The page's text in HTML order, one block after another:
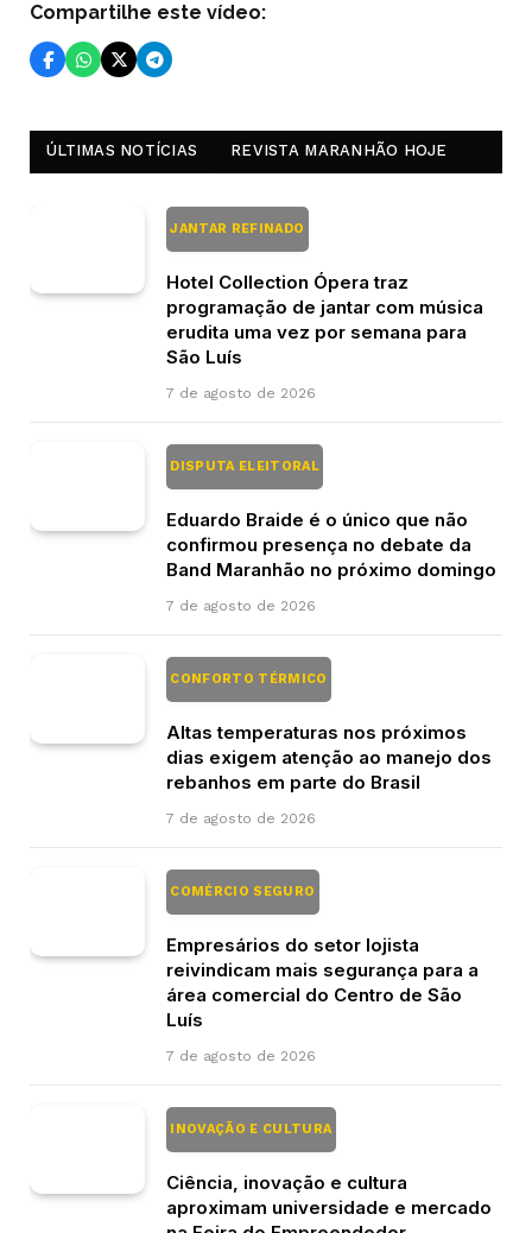
Compartilhe este vídeo:
ÚLTIMAS NOTÍCIAS REVISTA MARANHÃO HOJE
JANTAR REFINADO
Hotel Collection Ópera traz
programação de jantar com música
erudita uma vez por semana para
São Luís
7 de agosto de 2026
DISPUTA ELEITORAL
Eduardo Braide é o único que não
confirmou presença no debate da
Band Maranhão no próximo domingo
7 de agosto de 2026
CONFORTO TÉRMICO
Altas temperaturas nos próximos
dias exigem atenção ao manejo dos
rebanhos em parte do Brasil
7 de agosto de 2026
COMÉRCIO SEGURO
Empresários do setor lojista
reivindicam mais segurança para a
área comercial do Centro de São
Luís
7 de agosto de 2026
INOVAÇÃO E CULTURA
Ciência, inovação e cultura
aproximam universidade e mercado